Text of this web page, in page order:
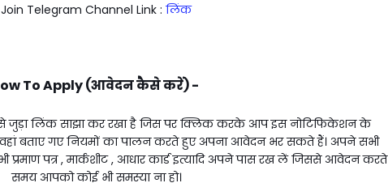
Join Telegram Channel Link : लिंक
To Apply (आवेदन कैसे करें) -
लिंक साझा कर रखा है जिस पर क्लिक करके आप इस नोटिफिकेशन के
बताए गए नियमों का पालन करते हुए अपना आवेदन भर सकते हैं। अपने सभी
प्रमाण पत्र , मार्कशीट , आधार कार्ड इत्यादि अपने पास रख लें जिससे आवेदन करते
समय आपको कोई भी समस्या ना हो।